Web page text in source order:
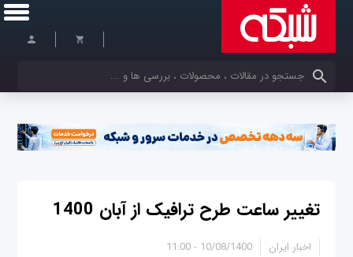
کلمات کلیدی خود را وارد کنید
تغییر ساعت طرح ترافیک از آبان 1400
10/08/1400 - 11:00 اخبار ایران